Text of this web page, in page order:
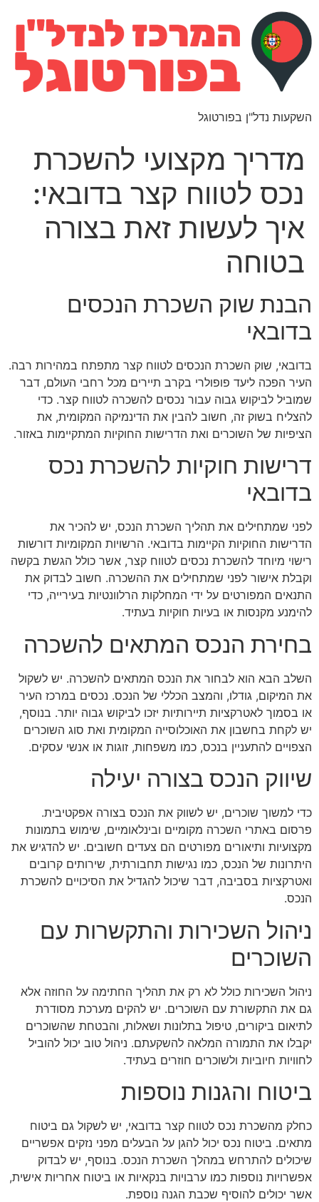
השקעות נדל"ן בפורטוגל
מדריך מקצועי להשכרת
נכס לטווח קצר בדובאי:
איך לעשות זאת בצורה
בטוחה
הבנת שוק השכרת הנכסים
בדובאי
בדובאי, שוק השכרת הנכסים לטווח קצר מתפתח במהירות רבה.
העיר הפכה ליעד פופולרי בקרב תיירים מכל רחבי העולם, דבר
שמוביל לביקוש גבוה עבור נכסים להשכרה לטווח קצר. כדי
להצליח בשוק זה, חשוב להבין את הדינמיקה המקומית, את
הציפיות של השוכרים ואת הדרישות החוקיות המתקיימות באזור.
דרישות חוקיות להשכרת נכס
בדובאי
לפני שמתחילים את תהליך השכרת הנכס, יש להכיר את
הדרישות החוקיות הקיימות בדובאי. הרשויות המקומיות דורשות
רישוי מיוחד להשכרת נכסים לטווח קצר, אשר כולל הגשת בקשה
וקבלת אישור לפני שמתחילים את ההשכרה. חשוב לבדוק את
התנאים המפורטים על ידי המחלקות הרלוונטיות בעירייה, כדי
להימנע מקנסות או בעיות חוקיות בעתיד.
בחירת הנכס המתאים להשכרה
השלב הבא הוא לבחור את הנכס המתאים להשכרה. יש לשקול
את המיקום, גודלו, והמצב הכללי של הנכס. נכסים במרכז העיר
או בסמוך לאטרקציות תיירותיות יזכו לביקוש גבוה יותר. בנוסף,
יש לקחת בחשבון את האוכלוסייה המקומית ואת סוג השוכרים
הצפויים להתעניין בנכס, כמו משפחות, זוגות או אנשי עסקים.
שיווק הנכס בצורה יעילה
כדי למשוך שוכרים, יש לשווק את הנכס בצורה אפקטיבית.
פרסום באתרי השכרה מקומיים ובינלאומיים, שימוש בתמונות
מקצועיות ותיאורים מפורטים הם צעדים חשובים. יש להדגיש את
היתרונות של הנכס, כמו נגישות תחבורתית, שירותים קרובים
ואטרקציות בסביבה, דבר שיכול להגדיל את הסיכויים להשכרת
הנכס.
ניהול השכירות והתקשרות עם
השוכרים
ניהול השכירות כולל לא רק את תהליך החתימה על החוזה אלא
גם את התקשורת עם השוכרים. יש להקים מערכת מסודרת
לתיאום ביקורים, טיפול בתלונות ושאלות, והבטחת שהשוכרים
יקבלו את התמורה המלאה להשקעתם. ניהול טוב יכול להוביל
לחוויות חיוביות ולשוכרים חוזרים בעתיד.
ביטוח והגנות נוספות
כחלק מהשכרת נכס לטווח קצר בדובאי, יש לשקול גם ביטוח
מתאים. ביטוח נכס יכול להגן על הבעלים מפני נזקים אפשריים
שיכולים להתרחש במהלך השכרת הנכס. בנוסף, יש לבדוק
אפשרויות נוספות כמו ערבויות בנקאיות או ביטוח אחריות אישית,
אשר יכולים להוסיף שכבת הגנה נוספת.